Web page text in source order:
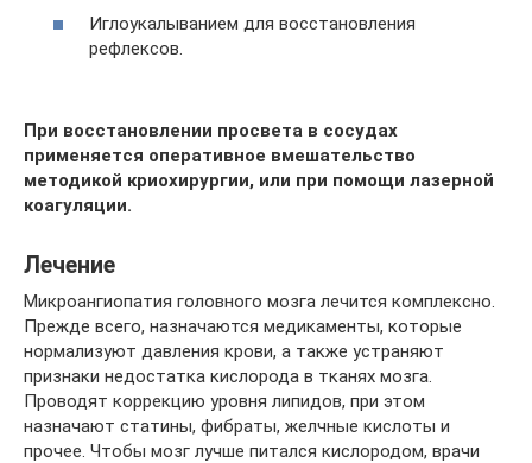
Иглоукалыванием для восстановления
рефлексов.
При восстановлении просвета в сосудах
применяется оперативное вмешательство
методикой криохирургии, или при помощи лазерной
коагуляции.
Лечение
Микроангиопатия головного мозга лечится комплексно.
Прежде всего, назначаются медикаменты, которые
нормализуют давления крови, а также устраняют
признаки недостатка кислорода в тканях мозга.
Проводят коррекцию уровня липидов, при этом
назначают статины, фибраты, желчные кислоты и
прочее. Чтобы мозг лучше питался кислородом, врачи